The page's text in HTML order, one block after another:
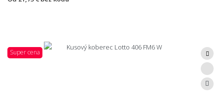
Super cena